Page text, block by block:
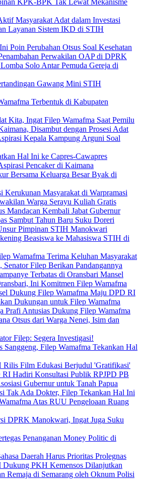
KPK-BPK Tak Lewat Mekanisme
Masyarakat Adat dalam Investasi
Layanan Sistem IKD di STIH
Poin Perubahan Otsus Soal Kesehatan
Perwakilan OAP di DPRK
Solo Antar Pemuda Gereja di
Gawang Mini STIH
Terbentuk di Kabupaten
Kita, Ingat Filep Wamafma Saat Pemilu
Disambut dengan Prosesi Adat
Kepala Kampung Arguni Soal
Hal Ini ke Capres-Cawapres
Pencaker di Kaimana
Bersama Keluarga Besar Byak di
Kerukunan Masyarakat di Warpramasi
Warga Serayu Kuliah Gratis
Mandacan Kembali Jabat Gubernur
Sambut Tahun Baru Suku Doreri
Pimpinan STIH Manokwari
Beasiswa ke Mahasiswa STIH di
Wamafma Terima Keluhan Masyarakat
Filep Berikan Pandangannya
Terbatas di Oransbari Mansel
Ini Komitmen Filep Wamafma
Dukung Filep Wamafma Maju DPD RI
Dukungan untuk Filep Wamafma
Prafi Antusias Dukung Filep Wamafma
Otsus dari Warga Nenei, Isim dan
Filep: Segera Investigasi!
Sanggeng, Filep Wamafma Tekankan Hal
Rilis Film Edukasi Berjudul 'Gratifikasi'
Hadiri Konsultasi Publik RPJPD PB
Gubernur untuk Tanah Papua
Tak Ada Dokter, Filep Tekankan Hal Ini
Atas RUU Pengeloaan Ruang
DPRK Manokwari, Ingat Juga Suku
Penanganan Money Politic di
Daerah Harus Prioritas Prolegnas
PKH Kemensos Dilanjutkan
Remaja di Semarang oleh Oknum Polisi